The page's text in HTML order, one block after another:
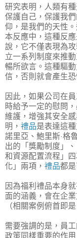
研究表明，人類有
保護自己，保護我
仰，是我們的天性
本反應中，這種反
說，它不僅表現為
立一系列制度來推
暢所欲言。這種驅
信，否則就會產生
因此，如果公司在
時給予一定的慰問
維護，增強其安全
明， 禮品是表達這
諾里亞、鮑里斯·格
出的「獎勵制度」
和資源配置流程」
化」兩項， 禮品都
因為福利禮品本身
面的涵義，會在企
（相關案例俯首即
需要強調的是，員
政策同樣重要的作